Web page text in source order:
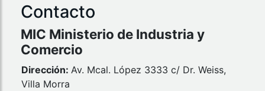
Contacto
MIC Ministerio de Industria y
Comercio
Dirección: Av. Mcal. López 3333 c/ Dr. Weiss,
Villa Morra